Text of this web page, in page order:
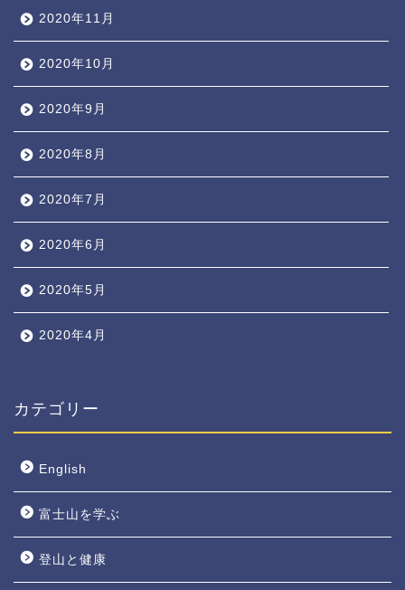
2020年11月
2020年10月
2020年9月
2020年8月
2020年7月
2020年6月
2020年5月
2020年4月
カテゴリー
English
富士山を学ぶ
登山と健康